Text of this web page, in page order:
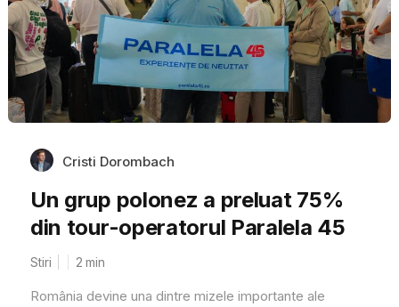
Cristi Dorombach
Un grup polonez a preluat 75%
din tour-operatorul Paralela 45
Stiri 2 min
România devine una dintre mizele importante ale